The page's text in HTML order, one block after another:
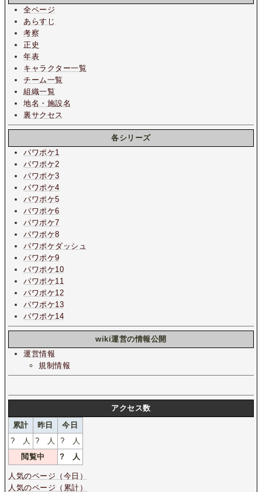
全ページ
あらすじ
考察
正史
年表
キャラクター一覧
チーム一覧
組織一覧
地名・施設名
裏サクセス
各シリーズ
パワポケ1
パワポケ2
パワポケ3
パワポケ4
パワポケ5
パワポケ6
パワポケ7
パワポケ8
パワポケダッシュ
パワポケ9
パワポケ10
パワポケ11
パワポケ12
パワポケ13
パワポケ14
wiki運営の情報公開
運営情報
規制情報
アクセス数
累計
昨日
今日
? 人 ? 人 ? 人
閲覧中
? 人
人気のページ（今日）
人気のページ（累計）